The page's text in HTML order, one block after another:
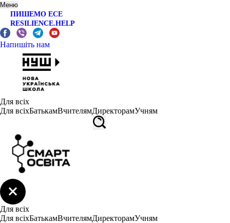
Меню
ПИШЕМО ЕСЕ
RESILIENCE.HELP
Напишіть нам
Для всіх
Для всіхБатькамВчителямДиректорамУчням
Для всіх
Для всіхБатькамВчителямДиректорамУчням